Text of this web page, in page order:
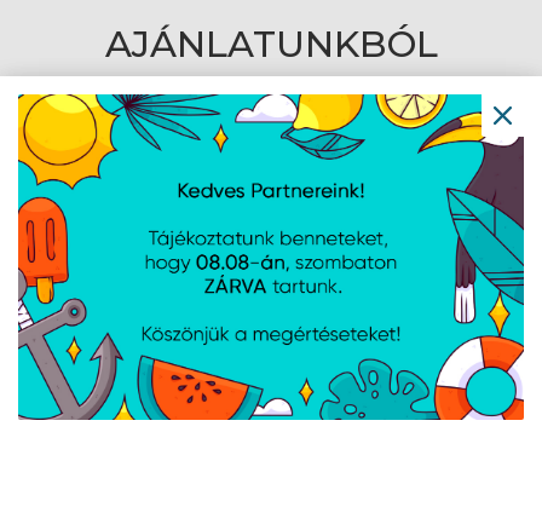
AJÁNLATUNKBÓL
KIFUTÓ
WD 2,5" Elements SE
1TB USB 3.2 Gen 1 -
Fekete -
Seagate 2,5" Basic 2TB
USB3.0 - Fekete